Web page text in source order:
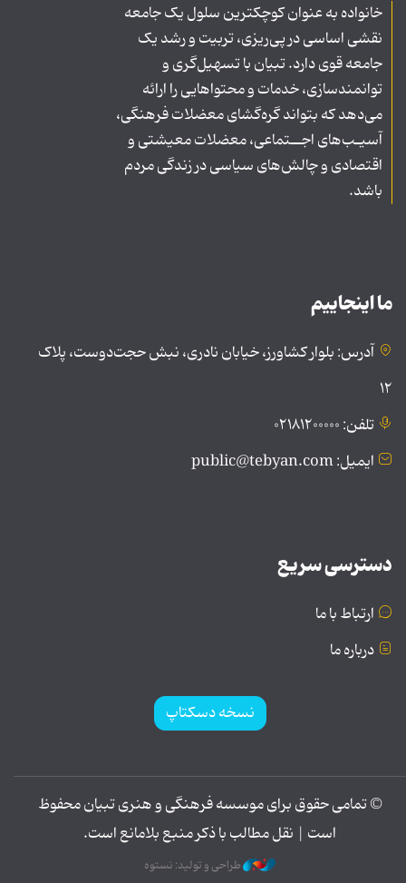
خانواده به عنوان کوچکترین سلول یک جامعه
نقشی اساسی در پی‌ریزی، تربیت و رشد یک
جامعه قوی دارد. تبیان با تسهیل‌گری و
توانمندسازی، خدمات و محتواهایی را ارائه
می‌دهد که بتواند گره‌گشای معضلات فرهنگی،
آسیـب‌های اجــتماعی، معضلات معیشتی و
اقتصادی و چالش‌های سیاسی در زندگی مردم
باشد.
ما اینجاییم
آدرس: بلوار کشاورز، خیابان نادری، نبش حجت‌دوست، پلاک
۱۲
تلفن: ۰۲۱۸۱۲۰۰۰۰۰
ایمیل: public@tebyan.com
دسترسی سریع
ارتباط با ما
درباره ما
نسخه دسکتاپ
© تمامی حقوق برای موسسه فرهنگی و هنری تبیان محفوظ
است | نقل مطالب با ذکر منبع بلامانع است.
طراحی و تولید: نستوه